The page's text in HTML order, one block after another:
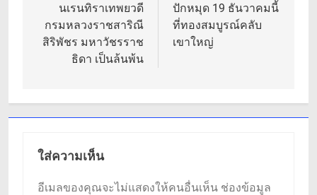
นเรนทิราเทพยวดี
กรมหลวงราชสาริณี
สิริพัชร มหาวัชรราช
ธิดา เป็นล้นพ้น
ปักหมุด 19 ธันวาคมนี้
ที่ทองสมบูรณ์คลับ
เขาใหญ่
ใส่ความเห็น
อีเมลของคุณจะไม่แสดงให้คนอื่นเห็น ช่องข้อมูล